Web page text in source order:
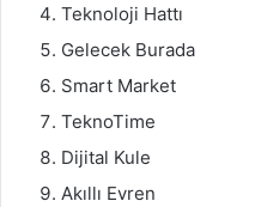
Teknoloji Hattı
Gelecek Burada
Smart Market
TeknoTime
Dijital Kule
Akıllı Evren